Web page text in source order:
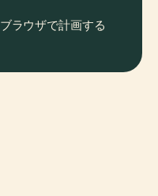
ブラウザで計画する